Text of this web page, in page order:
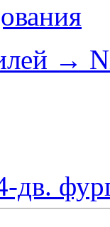
→
дв.